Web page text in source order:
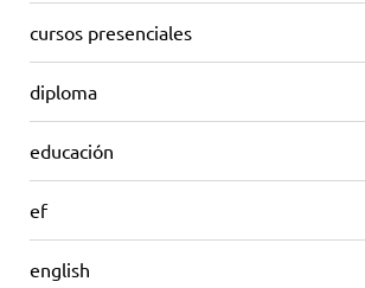
cursos presenciales
diploma
educación
ef
english